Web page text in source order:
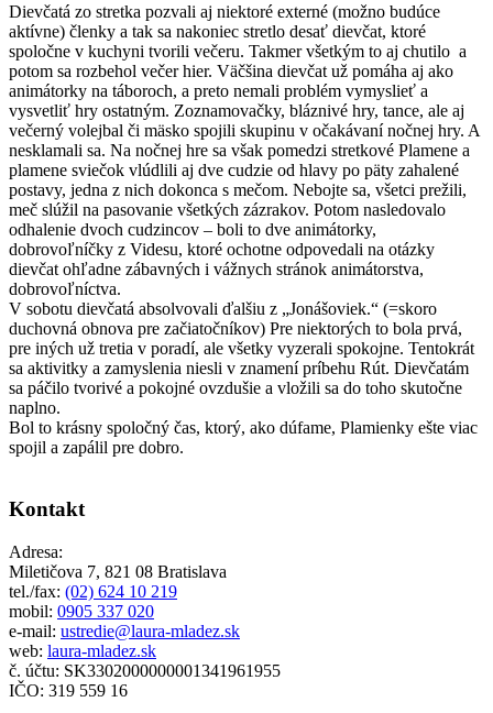
Dievčatá zo stretka pozvali aj niektoré externé (možno budúce
aktívne) členky a tak sa nakoniec stretlo desať dievčat, ktoré
spoločne v kuchyni tvorili večeru. Takmer všetkým to aj chutilo a
potom sa rozbehol večer hier. Väčšina dievčat už pomáha aj ako
animátorky na táboroch, a preto nemali problém vymyslieť a
vysvetliť hry ostatným. Zoznamovačky, bláznivé hry, tance, ale aj
večerný volejbal či mäsko spojili skupinu v očakávaní nočnej hry. A
nesklamali sa. Na nočnej hre sa však pomedzi stretkové Plamene a
plamene sviečok vlúdlili aj dve cudzie od hlavy po päty zahalené
postavy, jedna z nich dokonca s mečom. Nebojte sa, všetci prežili,
meč slúžil na pasovanie všetkých zázrakov. Potom nasledovalo
odhalenie dvoch cudzincov – boli to dve animátorky,
dobrovoľníčky z Videsu, ktoré ochotne odpovedali na otázky
dievčat ohľadne zábavných i vážnych stránok animátorstva,
dobrovoľníctva.
V sobotu dievčatá absolvovali ďalšiu z „Jonášoviek.“ (=skoro
duchovná obnova pre začiatočníkov) Pre niektorých to bola prvá,
pre iných už tretia v poradí, ale všetky vyzerali spokojne. Tentokrát
sa aktivitky a zamyslenia niesli v znamení príbehu Rút. Dievčatám
sa páčilo tvorivé a pokojné ovzdušie a vložili sa do toho skutočne
naplno.
Bol to krásny spoločný čas, ktorý, ako dúfame, Plamienky ešte viac
spojil a zapálil pre dobro.
Kontakt
Adresa:
Miletičova 7, 821 08 Bratislava
tel./fax: (02) 624 10 219
mobil: 0905 337 020
e-mail: ustredie@laura-mladez.sk
web: laura-mladez.sk
č. účtu: SK3302000000001341961955
IČO: 319 559 16